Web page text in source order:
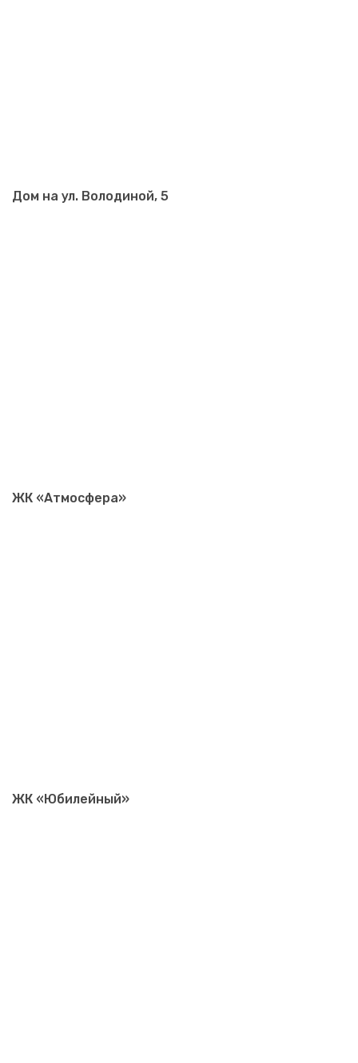
Дом на ул. Володиной, 5
ЖК «Атмосфера»
ЖК «Юбилейный»